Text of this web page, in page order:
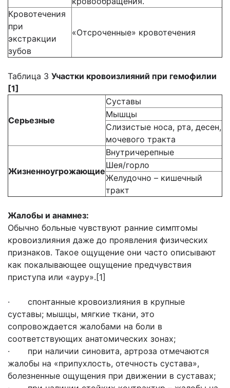
Кровотечения
при
экстракции
зубов
«Отсроченные» кровотечения
Таблица 3 Участки кровоизлияний при гемофилии
[1]
Серьезные
Суставы
Мышцы
Слизистые носа, рта, десен,
мочевого тракта
Жизненноугрожающие
Внутричерепные
Шея/горло
Желудочно – кишечный
тракт
Жалобы и анамнез:
Обычно больные чувствуют ранние симптомы
кровоизлияния даже до проявления физических
признаков. Такое ощущение они часто описывают
как покалывающее ощущение предчувствия
приступа или «ауру».[1]
· спонтанные кровоизлияния в крупные
суставы; мышцы, мягкие ткани, это
сопровождается жалобами на боли в
соответствующих анатомических зонах;
· при наличии синовита, артроза отмечаются
жалобы на «припухлость, отечность сустава»,
болезненные ощущения при движении в суставах;